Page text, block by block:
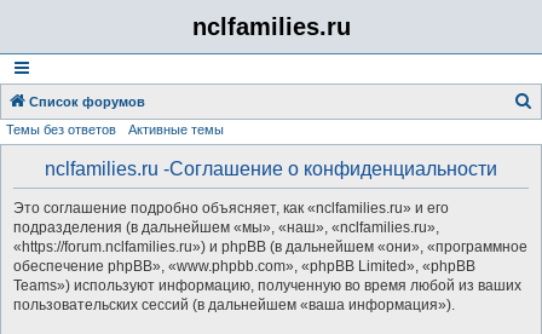
nclfamilies.ru
Список форумов
Темы без ответов Активные темы
nclfamilies.ru -Соглашение о конфиденциальности
Это соглашение подробно объясняет, как «nclfamilies.ru» и его
подразделения (в дальнейшем «мы», «наш», «nclfamilies.ru»,
«https://forum.nclfamilies.ru») и phpBB (в дальнейшем «они», «программное
обеспечение phpBB», «www.phpbb.com», «phpBB Limited», «phpBB
Teams») используют информацию, полученную во время любой из ваших
пользовательских сессий (в дальнейшем «ваша информация»).